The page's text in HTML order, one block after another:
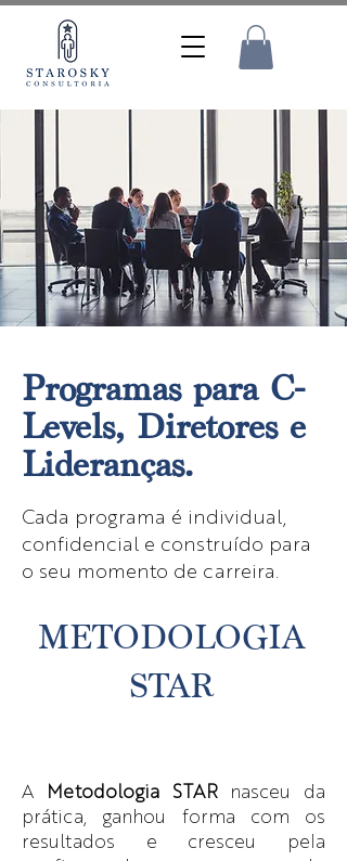
Programas para C-
Levels, Diretores e
Lideranças.
Cada programa é individual,
confidencial e construído para
o seu momento de carreira.
METODOLOGIA
STAR
A Metodologia STARnasceu da
prática, ganhou forma com os
resultados e cresceu pela